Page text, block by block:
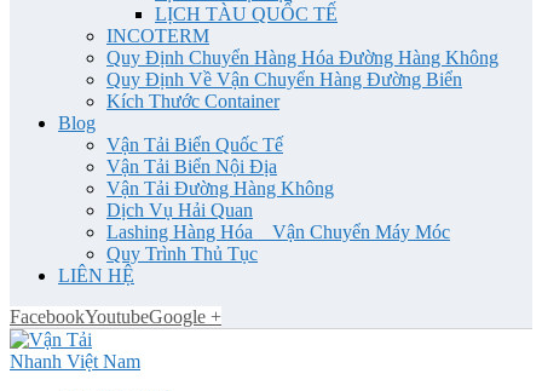
LỊCH TÀU QUỐC TẾ
INCOTERM
Quy Định Chuyển Hàng Hóa Đường Hàng Không
Quy Định Về Vận Chuyển Hàng Đường Biển
Kích Thước Container
Blog
Vận Tải Biển Quốc Tế
Vận Tải Biển Nội Địa
Vận Tải Đường Hàng Không
Dịch Vụ Hải Quan
Lashing Hàng Hóa _ Vận Chuyển Máy Móc
Quy Trình Thủ Tục
LIÊN HỆ
FacebookYoutubeGoogle +